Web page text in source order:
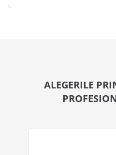
ALEGERILE